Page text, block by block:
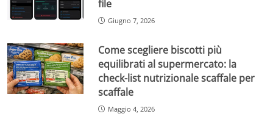
file
Giugno 7, 2026
Come scegliere biscotti più
equilibrati al supermercato: la
check-list nutrizionale scaffale per
scaffale
Maggio 4, 2026